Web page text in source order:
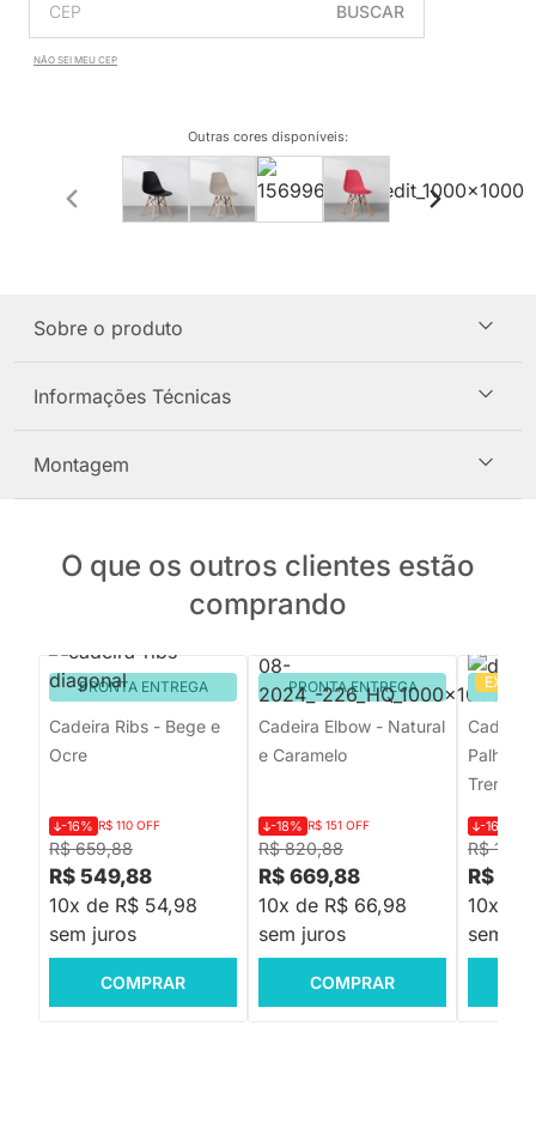
BUSCAR
NÃO SEI MEU CEP
Outras cores disponíveis:
Sobre o produto
Informações Técnicas
Montagem
O que os outros clientes estão
comprando
PRONTA ENTREGA
Cadeira Ribs - Bege e
Ocre
R$ 659,88
-16% R$ 110 OFF
R$ 549,88
10x de R$ 54,98
sem juros
COMPRAR
PRONTA ENTREGA
Cadeira Elbow - Natural
e Caramelo
R$ 820,88
-18% R$ 151 OFF
R$ 669,88
10x de R$ 66,98
sem juros
COMPRAR
Cadeira
Palha
Trento -
R$
-16%
R$
10x de
sem